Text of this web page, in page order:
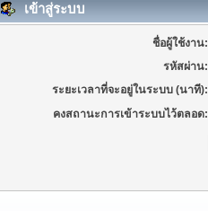
เข้าสู่ระบบ
ชื่อผู้ใช้งาน:
รหัสผ่าน:
ระยะเวลาที่จะอยู่ในระบบ (นาที):
คงสถานะการเข้าระบบไว้ตลอด: